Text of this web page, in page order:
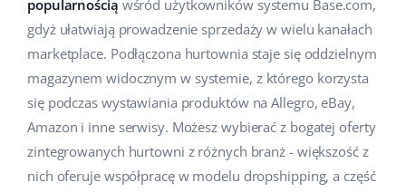
Sprzedaż na marketplace
Automatyzacja procesów
Zarządzanie wysyłką
Automatyzacja cen
Dom i ogród
Dziecko
Elektronika
Motoryzacja
Supermarket
Pomoc
Akademia
Blog
Usługi
english (US)
english (GB)
english (IN)
deutsch
popularnością wśród użytkowników systemu Base.com,
gdyż ułatwiają prowadzenie sprzedaży w wielu kanałach
marketplace. Podłączona hurtownia staje się oddzielnym
magazynem widocznym w systemie, z którego korzysta
się podczas wystawiania produktów na Allegro, eBay,
Amazon i inne serwisy. Możesz wybierać z bogatej oferty
zintegrowanych hurtowni z różnych branż - większość z
nich oferuje współpracę w modelu dropshipping, a część